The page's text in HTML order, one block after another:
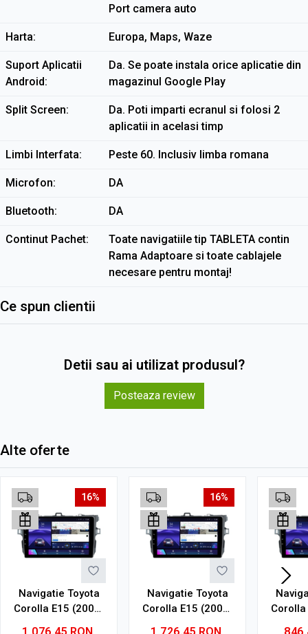
Port camera auto
Harta Europa, Maps, Waze
Suport Aplicatii
Android
Da. Se poate instala orice aplicatie din
magazinul Google Play
Split Screen
Da. Poti imparti ecranul si folosi 2
aplicatii in acelasi timp
Limbi Interfata Peste 60. Inclusiv limba romana
Microfon DA
Bluetooth DA
Continut Pachet
Toate navigatiile tip TABLETA contin
Rama Adaptoare si toate cablajele
necesare pentru montaj!
Ce spun clientii
Detii sau ai utilizat produsul?
Posteaza review
Alte oferte
16%
Navigatie Toyota
Corolla E15 (2007-
1.076,45 RON
16%
Navigatie Toyota
Corolla E15 (2007-
1.726,45 RON